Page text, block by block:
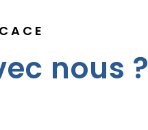
nous ?